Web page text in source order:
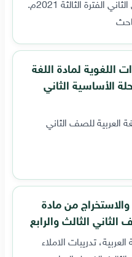
اللغوية لمادة اللغة
الأساسية الثاني
العربية للصف الثاني
من مادة
الثالث والرابع
تدريبات الاملاء